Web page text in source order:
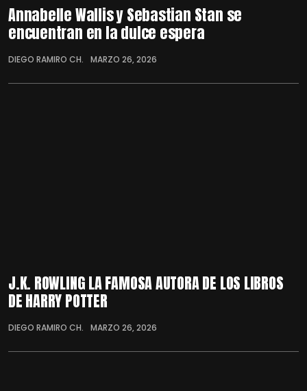
Annabelle Wallis y Sebastian Stan se
encuentran en la dulce espera
DIEGO RAMIRO CH. MARZO 26, 2026
J.K. ROWLING LA FAMOSA AUTORA DE LOS LIBROS
DE HARRY POTTER
DIEGO RAMIRO CH. MARZO 26, 2026